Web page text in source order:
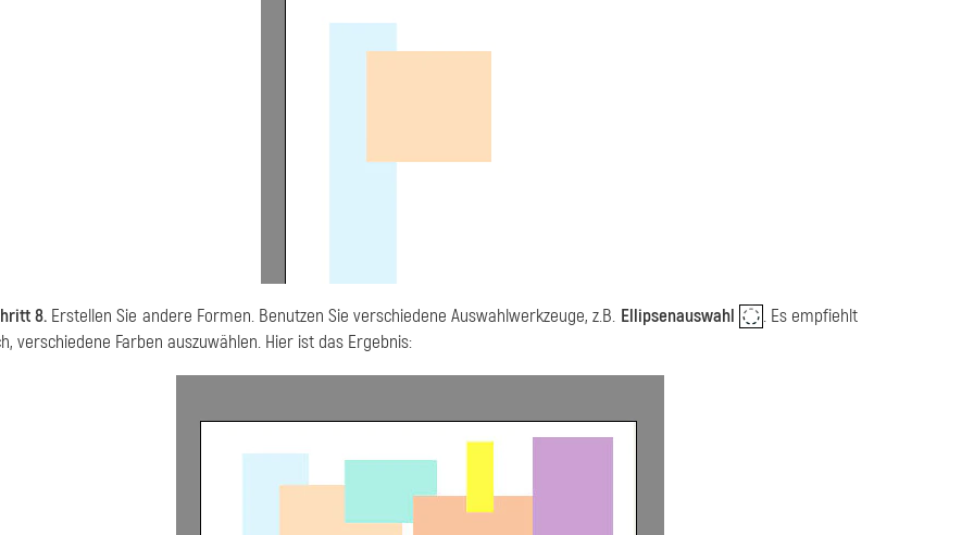
8. Erstellen Sie andere Formen. Benutzen Sie verschiedene Auswahlwerkzeuge, z.B. Ellipsenauswahl
. Es empfiehlt
verschiedene Farben auszuwählen. Hier ist das Ergebnis: